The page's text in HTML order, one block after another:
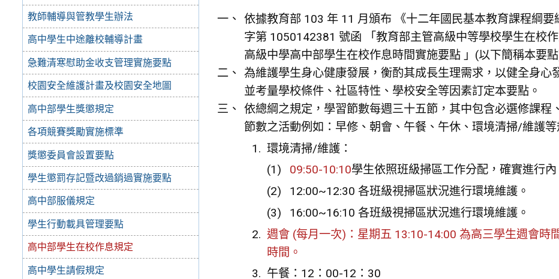
教師輔導與管教學生辦法
高中學生中途離校輔導計畫
急難清寒慰助金收支管理實施要點
校園安全維護計畫及校園安全地圖
高中部學生獎懲規定
各項競賽獎勵實施標準
獎懲委員會設置要點
學生懲罰存記暨改過銷過實施要點
高中部服儀規定
學生行動載具管理要點
高中部學生在校作息規定
高中學生請假規定
依據教育部 103 年 11 月頒布 《十二年國民基本教育課程綱
字第 1050142381 號函 「教育部主管高級中等學校學生在校
高級中學高中部學生在校作息時間實施要點 」(以下簡稱本要點
為維護學生身心健康發展，衡酌其成長生理需求，以健全身心
並考量學校條件、社區特性、學校安全等因素訂定本要點。
依總綱之規定，學習節數每週三十五節，其中包含必選修課
節數之活動例如：早修、朝會、午餐、午休、環境清掃/維護等
環境清掃/維護：
09:50-10:10學生依照班級掃區工作分配，確實進行
12:00~12:30 各班級視掃區狀況進行環境維護。
16:00~16:10 各班級視掃區狀況進行環境維護。
週會 (每月一次)：星期五 13:10-14:00 為高三學生週會時
時間。
午餐：12：00-12：30